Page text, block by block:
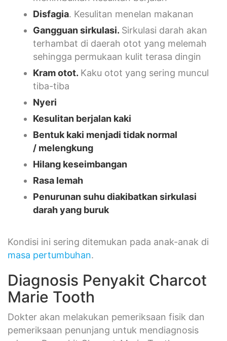
Disfagia. Kesulitan menelan makanan
Gangguan sirkulasi. Sirkulasi darah akan
terhambat di daerah otot yang melemah
sehingga permukaan kulit terasa dingin
Kram otot. Kaku otot yang sering muncul
tiba-tiba
Nyeri
Kesulitan berjalan kaki
Bentuk kaki menjadi tidak normal
/ melengkung
Hilang keseimbangan
Rasa lemah
Penurunan suhu diakibatkan sirkulasi
darah yang buruk
Kondisi ini sering ditemukan pada anak-anak di
masa pertumbuhan.
Diagnosis Penyakit Charcot
Marie Tooth
Dokter akan melakukan pemeriksaan fisik dan
pemeriksaan penunjang untuk mendiagnosis